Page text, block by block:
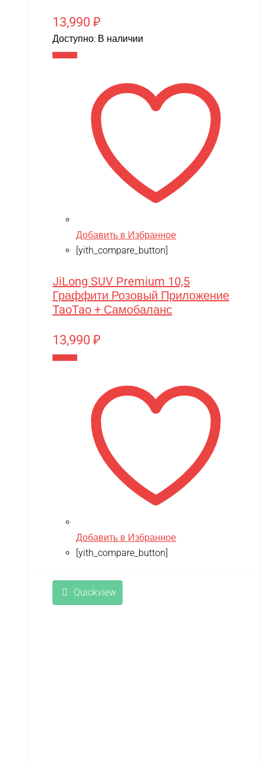
13,990 ₽
Доступно: В наличии
Добавить в Избранное
[yith_compare_button]
JiLong SUV Premium 10,5
Граффити Розовый Приложение
TaoTao + Самобаланс
13,990 ₽
Добавить в Избранное
[yith_compare_button]
Quickview